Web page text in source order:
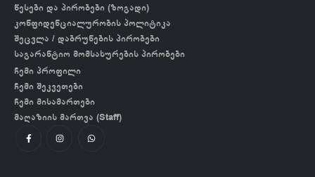
წესები და პირობები (ზოგადი)
კონფიდენციალურობის პოლიტიკა
შეცვლა / დაბრუნების პირობები
საგარანტიო მომსახურების პირობები
ჩემი პროფილი
ჩემი შეკვეთები
ჩემი მისამართები
მაღაზიის მართვა (Staff)